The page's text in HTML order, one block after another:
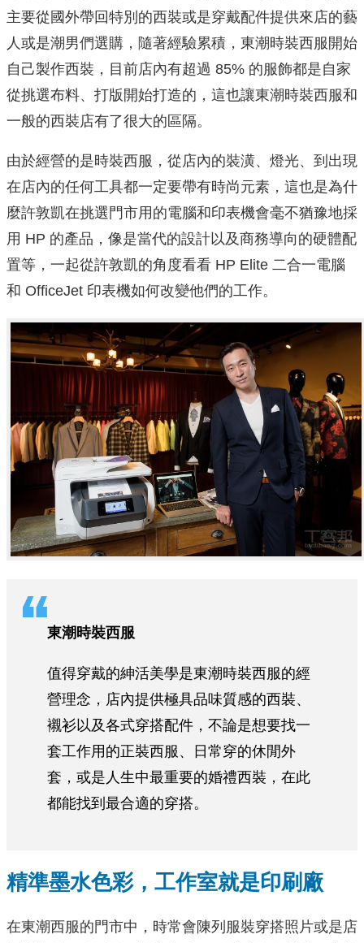
主要從國外帶回特別的西裝或是穿戴配件提供來店的藝
人或是潮男們選購，隨著經驗累積，東潮時裝西服開始
自己製作西裝，目前店內有超過 85% 的服飾都是自家
從挑選布料、打版開始打造的，這也讓東潮時裝西服和
一般的西裝店有了很大的區隔。
由於經營的是時裝西服，從店內的裝潢、燈光、到出現
在店內的任何工具都一定要帶有時尚元素，這也是為什
麼許敦凱在挑選門市用的電腦和印表機會毫不猶豫地採
用 HP 的產品，像是當代的設計以及商務導向的硬體配
置等，一起從許敦凱的角度看看 HP Elite 二合一電腦
和 OfficeJet 印表機如何改變他們的工作。
東潮時裝西服
值得穿戴的紳活美學是東潮時裝西服的經
營理念，店內提供極具品味質感的西裝、
襯衫以及各式穿搭配件，不論是想要找一
套工作用的正裝西服、日常穿的休閒外
套，或是人生中最重要的婚禮西裝，在此
都能找到最合適的穿搭。
精準墨水色彩，工作室就是印刷廠
在東潮西服的門市中，時常會陳列服裝穿搭照片或是店